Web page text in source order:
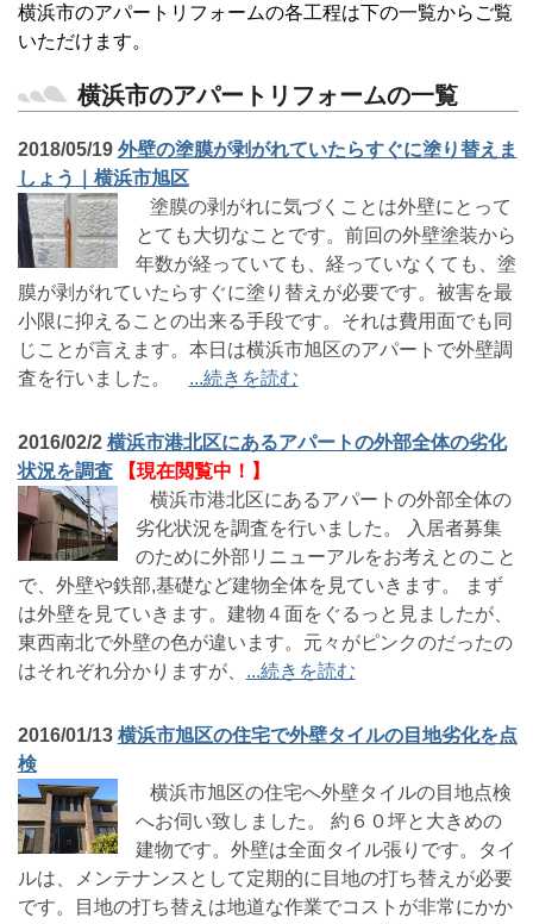
横浜市のアパートリフォームの各工程は下の一覧からご覧
いただけます。
横浜市のアパートリフォームの一覧
2018/05/19 外壁の塗膜が剥がれていたらすぐに塗り替えま
しょう｜横浜市旭区
塗膜の剥がれに気づくことは外壁にとって
とても大切なことです。前回の外壁塗装から
年数が経っていても、経っていなくても、塗
膜が剥がれていたらすぐに塗り替えが必要です。被害を最
小限に抑えることの出来る手段です。それは費用面でも同
じことが言えます。本日は横浜市旭区のアパートで外壁調
査を行いました。 ...続きを読む
2016/02/2 横浜市港北区にあるアパートの外部全体の劣化
状況を調査
【現在閲覧中！】
横浜市港北区にあるアパートの外部全体の
劣化状況を調査を行いました。 入居者募集
のために外部リニューアルをお考えとのこと
で、外壁や鉄部,基礎など建物全体を見ていきます。 まず
は外壁を見ていきます。建物４面をぐるっと見ましたが、
東西南北で外壁の色が違います。元々がピンクのだったの
はそれぞれ分かりますが、 ...続きを読む
2016/01/13 横浜市旭区の住宅で外壁タイルの目地劣化を点
検
横浜市旭区の住宅へ外壁タイルの目地点検
へお伺い致しました。 約６０坪と大きめの
建物です。外壁は全面タイル張りです。タイ
ルは、メンテナンスとして定期的に目地の打ち替えが必要
です。目地の打ち替えは地道な作業でコストが非常にかか